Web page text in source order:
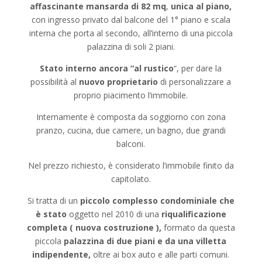
affascinante mansarda di 82 mq, unica al piano,
con ingresso privato dal balcone del 1° piano e scala
interna che porta al secondo, all’interno di una piccola
palazzina di soli 2 piani.
Stato interno ancora “al rustico“, per dare la
possibilità al nuovo proprietario di personalizzare a
proprio piacimento l’immobile.
Internamente è composta da soggiorno con zona
pranzo, cucina, due camere, un bagno, due grandi
balconi.
Nel prezzo richiesto, è considerato l’immobile finito da
capitolato.
Si tratta di un piccolo complesso condominiale che
è stato oggetto nel 2010 di una riqualificazione
completa ( nuova costruzione ), formato da questa
piccola palazzina di due piani e da una villetta
indipendente, oltre ai box auto e alle parti comuni.